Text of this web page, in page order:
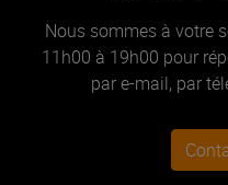
Nous sommes à votre
11h00 à 19h00 pour
par e-mail, par